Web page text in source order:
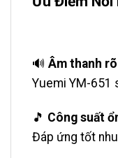
🔊 Âm thanh
Yuemi YM-651
🎵 Công suất
Đáp ứng tốt